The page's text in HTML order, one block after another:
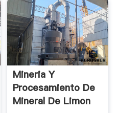
Mineria Y
Procesamiento De
Mineral De Limon